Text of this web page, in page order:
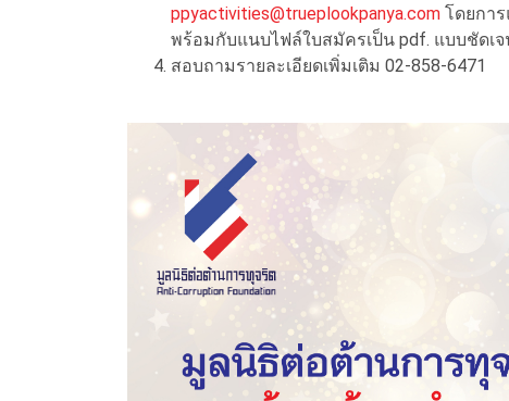
ppyactivities@trueplookpanya.com โดยกา
พร้อมกับแนบไฟล์ใบสมัครเป็น pdf. แบบชัดเ
สอบถามรายละเอียดเพิ่มเติม 02-858-6471